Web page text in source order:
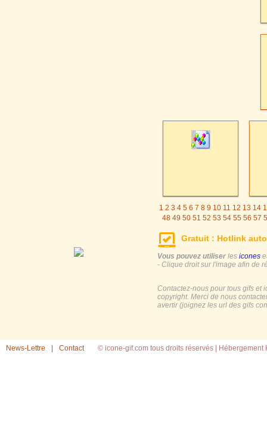
1 2 3 4 5 6 7 8 9 10 11 12 13 14
48 49 50 51 52 53 54 55 56 57
Gratuit : Hotlink
Vous pouvez utiliser les icones
- Clique droit sur l'image afin de
Contactez-nous pour tous gifs et
copyright. Merci de nous
avertir (joignez les url des gifs
News-Lettre Contact © icone-gif.com tous droits réservés | Hébergement